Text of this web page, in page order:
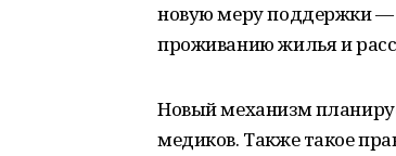
новую меру поддержки —
проживанию жилья и
Новый механизм
медиков. Также такое